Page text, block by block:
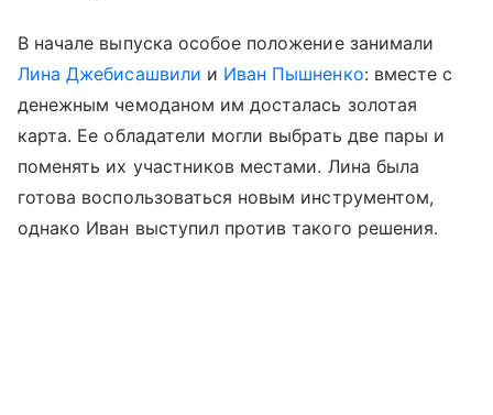
В начале выпуска особое положение занимали
Лина Джебисашвили и Иван Пышненко: вместе с
денежным чемоданом им досталась золотая
карта. Ее обладатели могли выбрать две пары и
поменять их участников местами. Лина была
готова воспользоваться новым инструментом,
однако Иван выступил против такого решения.